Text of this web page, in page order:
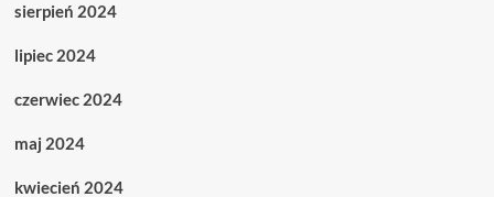
sierpień 2024
lipiec 2024
czerwiec 2024
maj 2024
kwiecień 2024